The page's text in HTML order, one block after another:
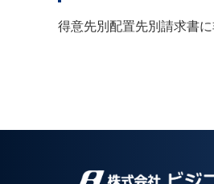
得意先別配置先別請求書